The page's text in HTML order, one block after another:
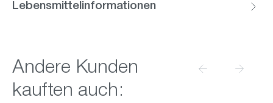
Lebensmittelinformationen
Produktgalerie überspringen
Andere Kunden
kauften auch: